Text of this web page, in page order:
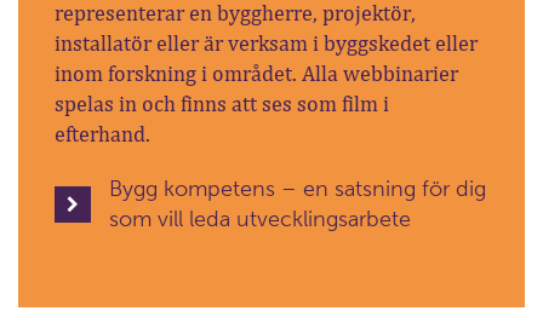
representerar en byggherre, projektör,
installatör eller är verksam i byggskedet eller
inom forskning i området. Alla webbinarier
spelas in och finns att ses som film i
efterhand.
Bygg kompetens – en satsning för dig
som vill leda utvecklingsarbete